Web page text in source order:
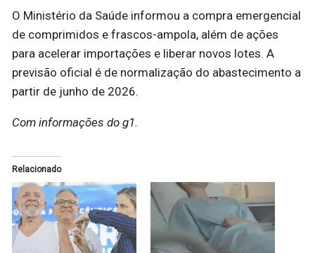
O Ministério da Saúde informou a compra emergencial
de comprimidos e frascos-ampola, além de ações
para acelerar importações e liberar novos lotes. A
previsão oficial é de normalização do abastecimento a
partir de junho de 2026.
Com informações do g1.
Relacionado